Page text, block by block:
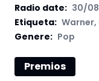
Radio date: 30/
Etiqueta: Warner,
Genere: Pop
Premios